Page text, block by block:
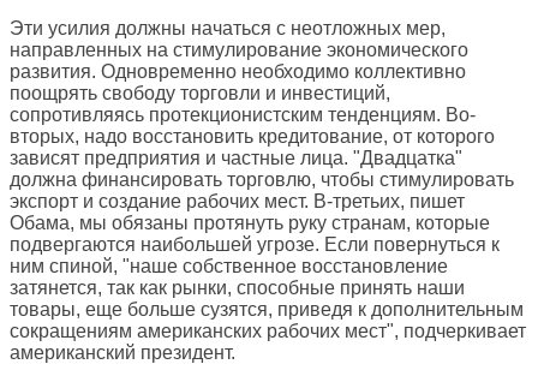
Эти усилия должны начаться с неотложных мер,
направленных на стимулирование экономического
развития. Одновременно необходимо коллективно
поощрять свободу торговли и инвестиций,
сопротивляясь протекционистским тенденциям. Во-
вторых, надо восстановить кредитование, от которого
зависят предприятия и частные лица. "Двадцатка"
должна финансировать торговлю, чтобы стимулировать
экспорт и создание рабочих мест. В-третьих, пишет
Обама, мы обязаны протянуть руку странам, которые
подвергаются наибольшей угрозе. Если повернуться к
ним спиной, "наше собственное восстановление
затянется, так как рынки, способные принять наши
товары, еще больше сузятся, приведя к дополнительным
сокращениям американских рабочих мест", подчеркивает
американский президент.